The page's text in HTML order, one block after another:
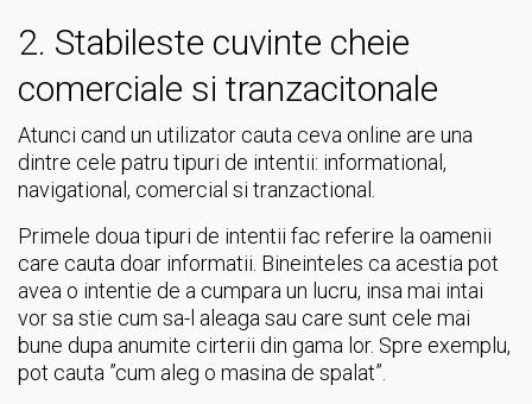
2. Stabileste cuvinte cheie
comerciale si tranzacitonale
Atunci cand un utilizator cauta ceva online are una
dintre cele patru tipuri de intentii: informational,
navigational, comercial si tranzactional.
Primele doua tipuri de intentii fac referire la oamenii
care cauta doar informatii. Bineinteles ca acestia pot
avea o intentie de a cumpara un lucru, insa mai intai
vor sa stie cum sa-l aleaga sau care sunt cele mai
bune dupa anumite cirterii din gama lor. Spre exemplu,
pot cauta ”cum aleg o masina de spalat”.